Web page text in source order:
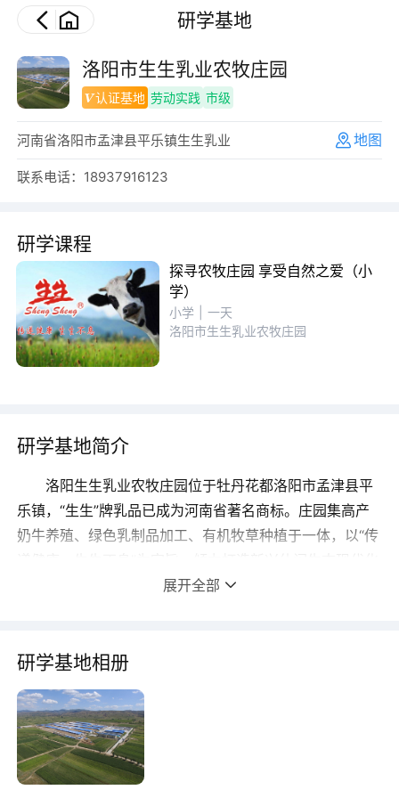
研学基地
洛阳市生生乳业农牧庄园
认证基地 劳动实践 市级
河南省洛阳市孟津县平乐镇生生乳业 地图
联系电话：18937916123
研学课程
探寻农牧庄园 享受自然之爱（小
学）
小学
一天
洛阳市生生乳业农牧庄园
研学基地简介
洛阳生生乳业农牧庄园位于牡丹花都洛阳市孟津县平
乐镇，“生生”牌乳品已成为河南省著名商标。庄园集高产
奶牛养殖、绿色乳制品加工、有机牧草种植于一体，以“传
庄园，成为河洛大地一道靓丽的风景。庄园秉承“种、养、
庄园设有奶牛参观区、可视挤奶大厅、奶业科普馆、
休闲体验区、果蔬采摘区、观赏动物区等，开展奶牛科普
宣传、饮奶知识讲解、牛奶品尝、儿童挤奶体验、DIY制
作等多种项目，同时，开设骑马、射箭、垂钓、采蛋、动
物观赏等休闲娱乐活动。庄园所在地人杰地灵，文化厚
重，北倚邙山，南仰龙门，紧邻国家AAAA级白马寺景区
展开全部
研学基地相册